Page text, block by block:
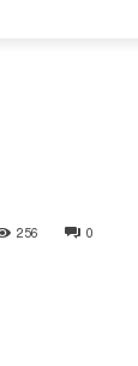
0
256